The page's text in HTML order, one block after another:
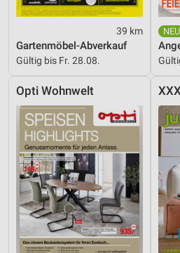
39 km
Gartenmöbel-Abverkauf
Gültig bis Fr. 28.08.
Opti Wohnwelt